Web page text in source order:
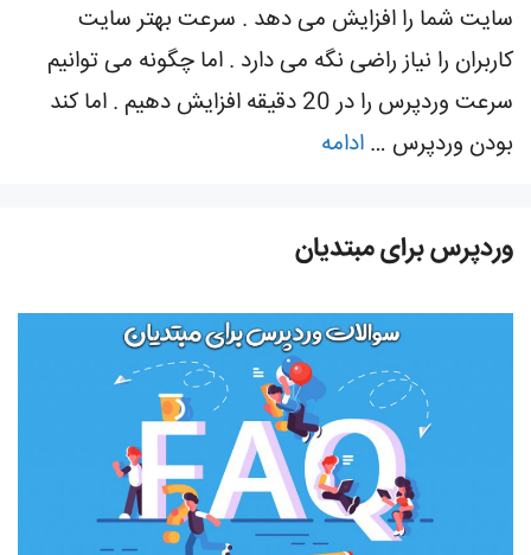
سایت شما را افزایش می دهد . سرعت بهتر سایت
کاربران را نیاز راضی نگه می دارد . اما چگونه می توانیم
سرعت وردپرس را در 20 دقیقه افزایش دهیم . اما کند
بودن وردپرس … ادامه
وردپرس برای مبتدیان